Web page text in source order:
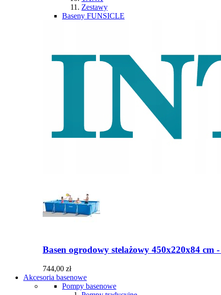
Zestawy
Baseny FUNSICLE
Basen ogrodowy stelażowy 450x220x84 cm
744,00 zł
Akcesoria basenowe
Pompy basenowe